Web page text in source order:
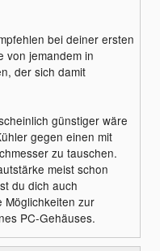
bei deiner ersten
von jemandem in
der sich damit
günstiger wäre
gegen einen mit
zu tauschen.
meist schon
du dich auch
Möglichkeiten zur
PC-Gehäuses.